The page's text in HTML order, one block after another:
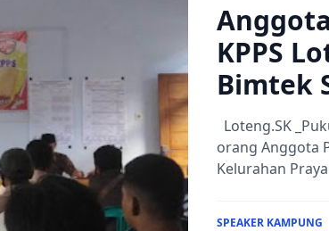
KPPS
Bimtek
Loteng.SK
orang Anggota
Kelurahan
SPEAKER KAMPUNG